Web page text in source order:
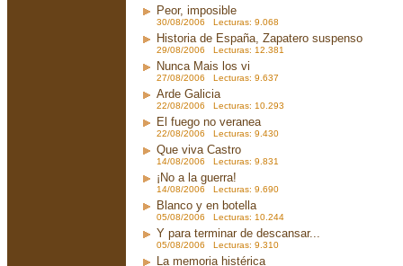
Peor, imposible
30/08/2006 Lecturas: 9.068
Historia de España, Zapatero suspenso
29/08/2006 Lecturas: 12.381
Nunca Mais los vi
27/08/2006 Lecturas: 9.637
Arde Galicia
22/08/2006 Lecturas: 10.293
El fuego no veranea
22/08/2006 Lecturas: 9.430
Que viva Castro
14/08/2006 Lecturas: 9.831
¡No a la guerra!
14/08/2006 Lecturas: 9.690
Blanco y en botella
05/08/2006 Lecturas: 10.244
Y para terminar de descansar...
05/08/2006 Lecturas: 9.310
La memoria histérica